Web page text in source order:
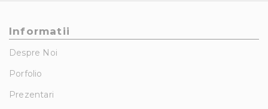
Informatii
Despre Noi
Porfolio
Prezentari